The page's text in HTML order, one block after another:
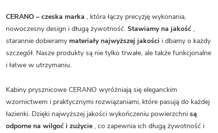
CERANO – czeska marka , która łączy precyzję wykonania,
nowoczesny design i długą żywotność. Stawiamy na jakość ,
starannie dobieramy materiały najwyższej jakości i dbamy o każdy
szczegół. Nasze produkty są nie tylko trwałe, ale także funkcjonalne
i łatwe w utrzymaniu.
Kabiny prysznicowe CERANO wyróżniają się eleganckim
wzornictwem i praktycznymi rozwiązaniami, które pasują do każdej
łazienki. Dzięki najwyższej jakości wykończeniu powierzchni są
odporne na wilgoć i zużycie , co zapewnia ich długą żywotność i